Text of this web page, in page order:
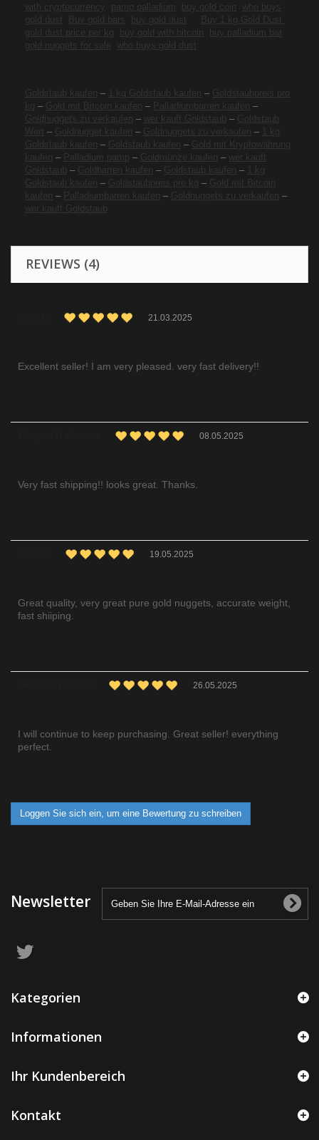
with cryptocurrency
pamp palladium buy gold coin
who buys
gold dust
Buy gold bars buy gold dust
Buy 1 kg Gold Dust
gold dust price per kg
buy gold with bitcoin
buy palladium bar
gold nuggets for sale
who buys gold dust
Goldstaub kaufen – 1 kg Goldstaub kaufen – Goldstaubpreis pro
– Gold mit Bitcoin kaufen – Palladiumbarren kaufen –
Goldnuggets zu verkaufen – wer kauft Goldstaub – Goldstaub
Wert – Goldnugget kaufen – Goldnuggets zu verkaufen –
Goldstaub kaufen – Goldstaub kaufen – Gold mit Kryptowährung
kaufen – Palladium pamp – Goldmünze kaufen – wer kauft
Goldstaub
– Goldbarren kaufen – Goldstaub kaufen –
Goldstaub kaufen – Goldstaubpreis pro kg – Gold mit Bitcoin
kaufen – Palladiumbarren kaufen – Goldnuggets zu verkaufen –
wer kauft Goldstaub
REVIEWS (4)
21.03.2025
Excellent seller! I am very pleased. very fast delivery!!
08.05.2025
Very fast shipping!! looks great. Thanks.
19.05.2025
Great quality, very great pure gold nuggets, accurate weight,
fast shiiping.
26.05.2025
I will continue to keep purchasing. Great seller! everything
perfect.
Loggen Sie sich ein, um eine Bewertung zu schreiben
Newsletter
Kategorien
Informationen
Ihr Kundenbereich
Kontakt